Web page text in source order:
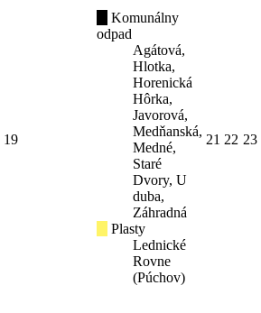
19
Komunálny
odpad
Agátová,
Hlotka,
Horenická
Hôrka,
Javorová,
Medňanská,
Medné,
Staré
Dvory, U
duba,
Záhradná
Plasty
Lednické
Rovne
(Púchov)
21 22 23